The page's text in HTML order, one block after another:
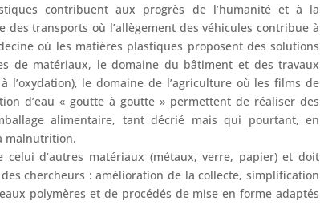
contribuent aux progrès de l’humanité et à la
transports où l’allègement des véhicules contribue à
où les matières plastiques proposent des solutions
de matériaux, le domaine du bâtiment et des travaux
l’oxydation), le domaine de l’agriculture où les films de
d’eau « goutte à goutte » permettent de réaliser des
alimentaire, tant décrié mais qui pourtant, en
malnutrition.
d’autres matériaux (métaux, verre, papier) et doit
chercheurs : amélioration de la collecte, simplification
polymères et de procédés de mise en forme adaptés